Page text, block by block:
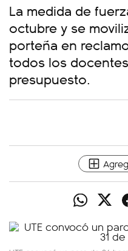
La medida de
octubre y se
porteña en
todos los
presupuesto.